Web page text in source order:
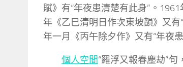
賦》有“年夜患清楚有此身”。
年《乙巳清明日作次東坡韻》又
年一月《丙午除夕作》又有“年夜
個人空間“羅浮又報春塵劫”句